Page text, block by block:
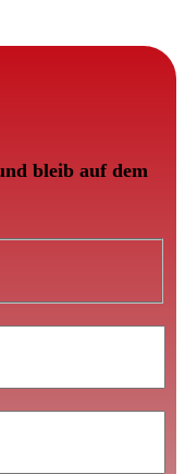
bleib auf dem